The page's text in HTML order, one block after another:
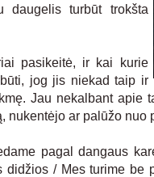
daugelis turbūt trokšta
pasikeitė, ir kai kurie
jog jis niekad taip ir
Jau nekalbant
nukentėjo ar palūžo nuo
pagal dangaus
/ Mes turime be